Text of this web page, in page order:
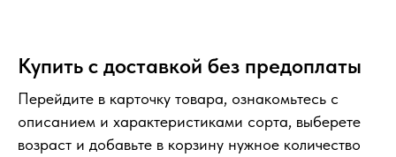
Купить с доставкой без предоплаты
Перейдите в карточку товара, ознакомьтесь с
описанием и характеристиками сорта, выберете
возраст и добавьте в корзину нужное количество